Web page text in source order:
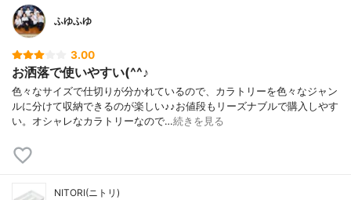
ふゆふゆ
3.00
お洒落で使いやすい(^^♪
色々なサイズで仕切りが分かれているので、カラトリーを色々なジャン
ルに分けて収納できるのが楽しい♪♪お値段もリーズナブルで購入しやす
い。オシャレなカラトリーなので…続きを見る
NITORI(ニトリ)